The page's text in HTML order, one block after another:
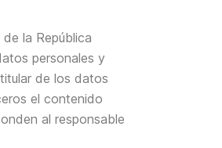
la República
personales y
de los datos
el contenido
al responsable